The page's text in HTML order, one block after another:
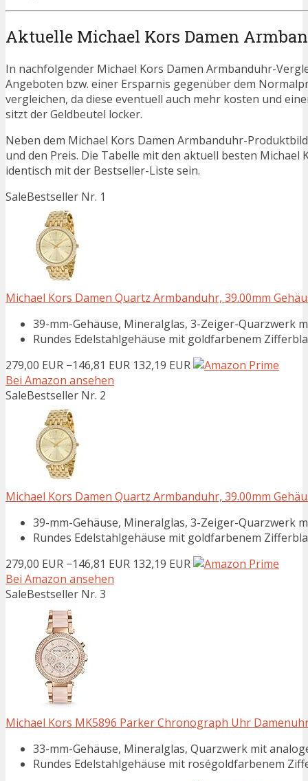
Aktuelle Michael Kors Damen
In nachfolgender Michael Kors Damen Armbanduhr-
Angeboten bzw. einer Ersparnis gegenüber dem
vergleichen, da diese eventuell auch mehr kosten und
sitzt der Geldbeutel locker.
Neben dem Michael Kors Damen Armbanduhr-
und den Preis. Die Tabelle mit den aktuell besten
identisch mit der Bestseller-Liste sein.
SaleBestseller Nr. 1
Michael Kors Damen Quartz Armbanduhr, 39.00mm
39-mm-Gehäuse, Mineralglas, 3-Zeiger-Quarzwerk
Rundes Edelstahlgehäuse mit goldfarbenem
279,00 EUR −146,81 EUR 132,19 EUR
Bei Amazon ansehen
SaleBestseller Nr. 2
Michael Kors Damen Quartz Armbanduhr, 39.00mm
39-mm-Gehäuse, Mineralglas, 3-Zeiger-Quarzwerk
Rundes Edelstahlgehäuse mit goldfarbenem
279,00 EUR −146,81 EUR 132,19 EUR
Bei Amazon ansehen
SaleBestseller Nr. 3
Michael Kors MK5896 Parker Chronograph Uhr
33-mm-Gehäuse, Mineralglas, Quarzwerk mit
Rundes Edelstahlgehäuse mit roségoldfarbenem